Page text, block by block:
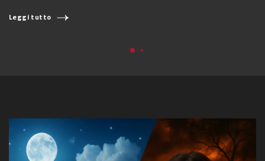
Leggi tutto